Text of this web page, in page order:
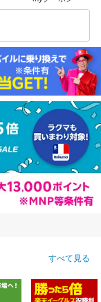
すべて見る